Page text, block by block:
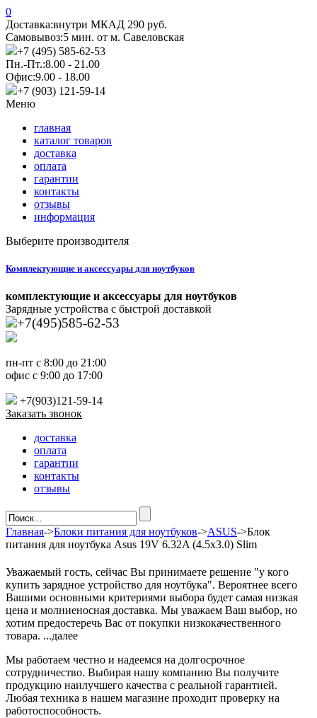
0
Доставка:внутри МКАД 290 руб.
Самовывоз:5 мин. от м. Савеловская
+7 (495) 585-62-53
Пн.-Пт.:8.00 - 21.00
Офис:9.00 - 18.00
+7 (903) 121-59-14
Меню
главная
каталог товаров
доставка
оплата
гарантии
контакты
отзывы
информация
Выберите производителя
Комплектующие и аксессуары для ноутбуков
комплектующие и аксессуары для ноутбуков
Зарядные устройства с быстрой доставкой
+7(495)585-62-53
пн-пт с 8:00 до 21:00
офис с 9:00 до 17:00
+7(903)121-59-14
Заказать звонок
доставка
оплата
гарантии
контакты
отзывы
Главная->Блоки питания для ноутбуков->ASUS->Блок
питания для ноутбука Asus 19V 6.32A (4.5x3.0) Slim
Уважаемый гость, сейчас Вы принимаете решение "у кого
купить зарядное устройство для ноутбука". Вероятнее всего
Вашими основными критериями выбора будет самая низкая
цена и молниеносная доставка. Мы уважаем Ваш выбор, но
хотим предостеречь Вас от покупки низкокачественного
товара. ...далее
Мы работаем честно и надеемся на долгосрочное
сотрудничество. Выбирая нашу компанию Вы получите
продукцию наилучшего качества с реальной гарантией.
Любая техника в нашем магазине проходит проверку на
работоспособность.